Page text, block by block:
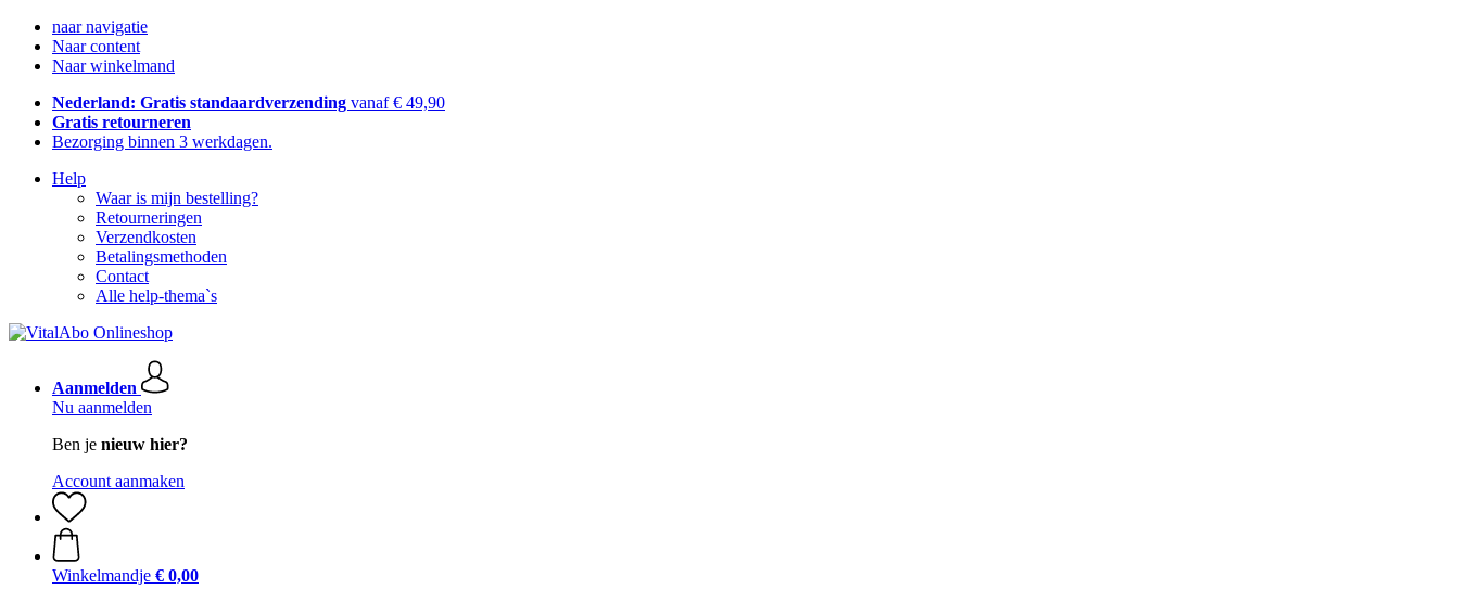
naar navigatie
Naar content
Naar winkelmand
Nederland: Gratis standaardverzending vanaf € 49,90
Gratis retourneren
Bezorging binnen 3 werkdagen.
Help
Waar is mijn bestelling?
Retourneringen
Verzendkosten
Betalingsmethoden
Contact
Alle help-thema`s
Aanmelden
Nu aanmelden
Ben je nieuw hier?
Account aanmaken
Winkelmandje € 0,00